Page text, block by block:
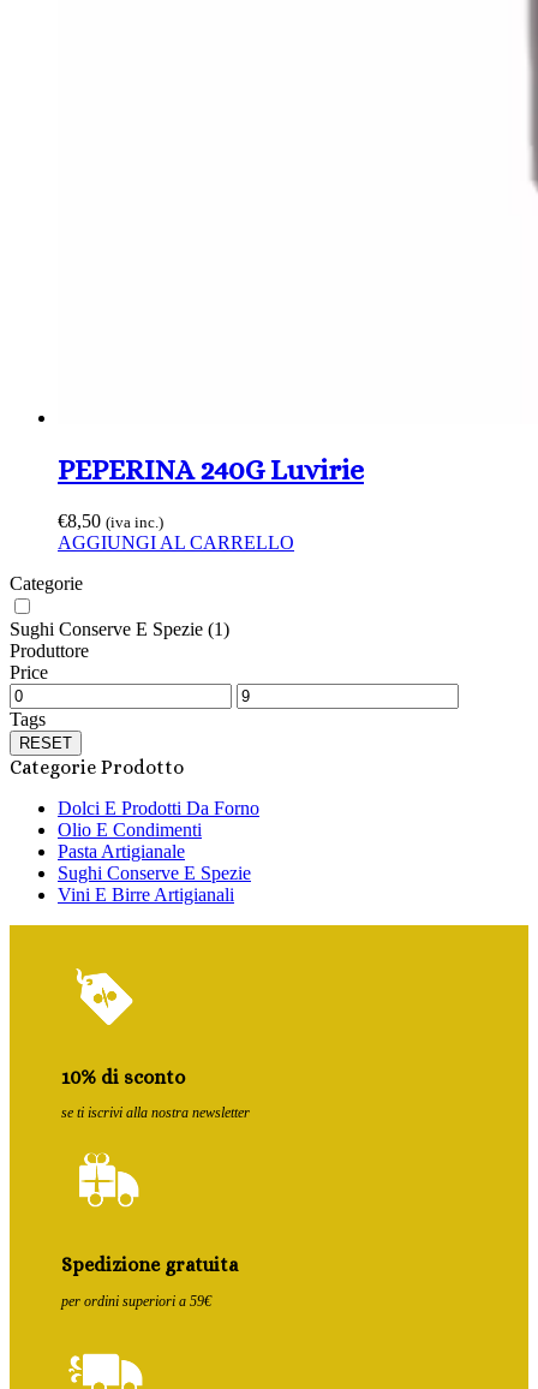
PEPERINA 240G Luvirie
€8,50 (iva inc.)
AGGIUNGI AL CARRELLO
Categorie
Sughi Conserve E Spezie (1)
Produttore
Price
Tags
RESET
Categorie Prodotto
Dolci E Prodotti Da Forno
Olio E Condimenti
Pasta Artigianale
Sughi Conserve E Spezie
Vini E Birre Artigianali
10% di sconto
se ti iscrivi alla nostra newsletter
Spedizione gratuita
per ordini superiori a 59€